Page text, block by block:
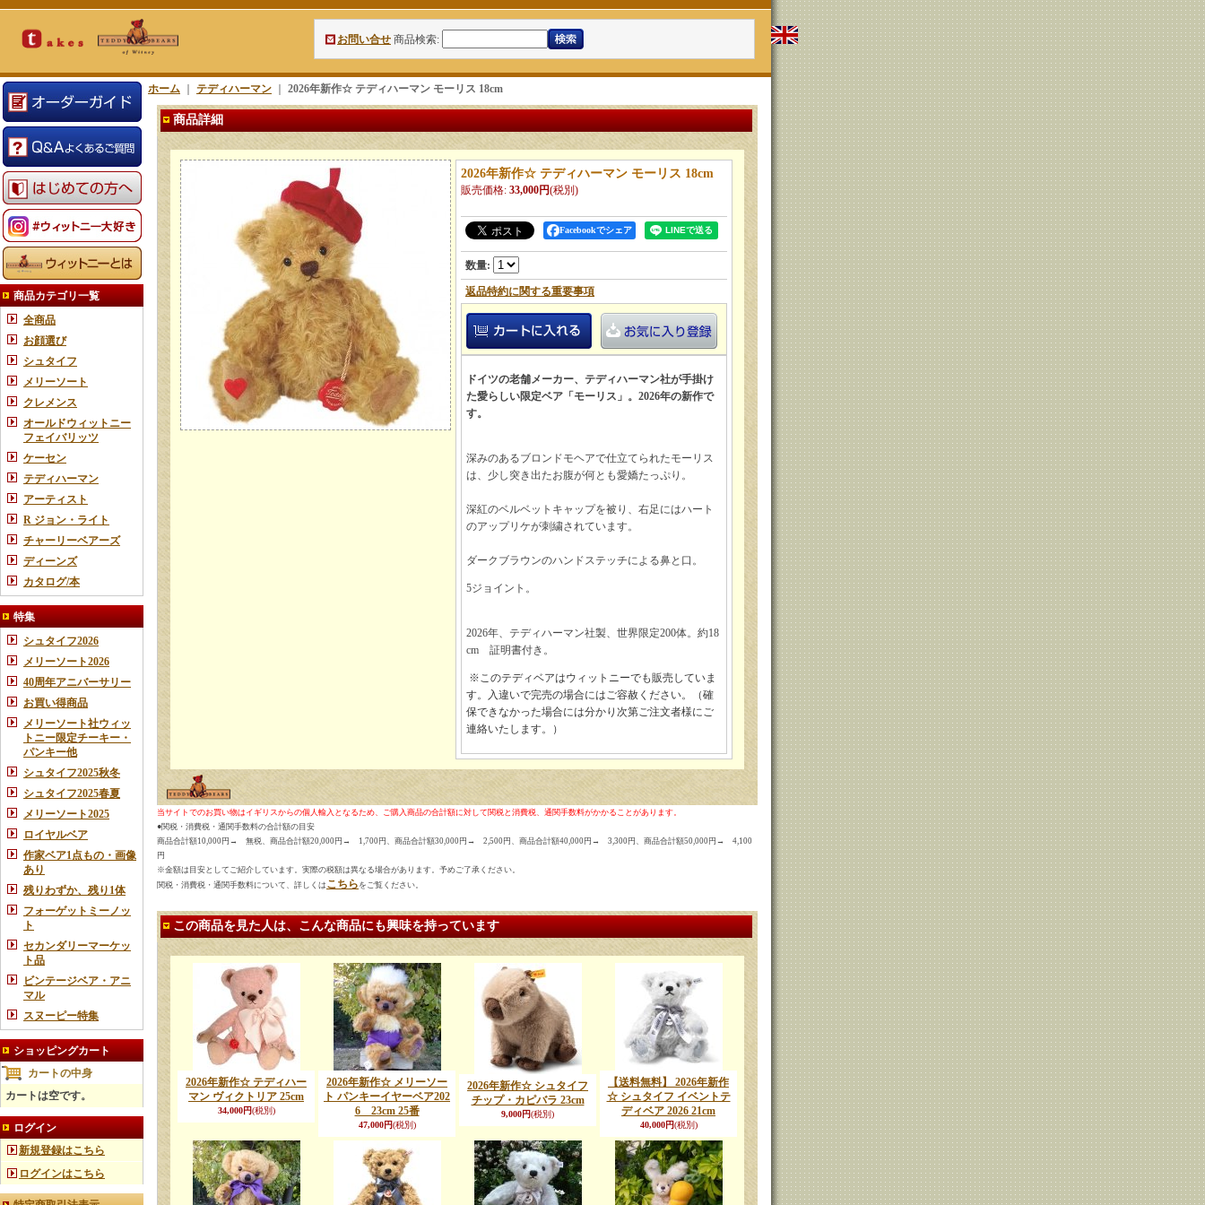
お問い合せ 商品検索:
商品カテゴリ一覧
全商品
お顔選び
シュタイフ
メリーソート
クレメンス
オールドウィットニー
フェイバリッツ
ケーセン
テディハーマン
アーティスト
R ジョン・ライト
チャーリーベアーズ
ディーンズ
カタログ/本
特集
シュタイフ2026
メリーソート2026
40周年アニバーサリー
お買い得商品
メリーソート社ウィッ
トニー限定チーキー・
パンキー他
シュタイフ2025秋冬
シュタイフ2025春夏
メリーソート2025
ロイヤルベア
作家ベア1点もの・画像
あり
残りわずか、残り1体
フォーゲットミーノッ
ト
セカンダリーマーケッ
ト品
ビンテージベア・アニ
マル
スヌーピー特集
ショッピングカート
カートの中身
カートは空です。
ログイン
新規登録はこちら
ログインはこちら
ホーム テディハーマン 2026年新作☆ テディハーマン モーリス 18cm
商品詳細
2026年新作☆ テディハーマン モーリス 18cm
販売価格: 33,000円(税別)
Facebookでシェア
数量:
返品特約に関する重要事項
ドイツの老舗メーカー、テディハーマン社が手掛け
た愛らしい限定ベア「モーリス」。2026年の新作で
す。
深みのあるブロンドモヘアで仕立てられたモーリス
は、少し突き出たお腹が何とも愛嬌たっぷり。
深紅のベルベットキャップを被り、右足にはハート
のアップリケが刺繍されています。
ダークブラウンのハンドステッチによる鼻と口。
5ジョイント。
2026年、テディハーマン社製、世界限定200体。約18
cm 証明書付き。
※このテディベアはウィットニーでも販売していま
す。入違いで完売の場合にはご容赦ください。（確
保できなかった場合には分かり次第ご注文者様にご
連絡いたします。）
当サイトでのお買い物はイギリスからの個人輸入となるため、ご購入商品の合計額に対して関税と消費税、通関手数料がかかることがあります。
●関税・消費税・通関手数料の合計額の目安
商品合計額10,000円→ 無税、商品合計額20,000円→ 1,700円、商品合計額30,000円→ 2,500円、商品合計額40,000円→ 3,300円、商品合計額50,000円→ 4,100
円
※金額は目安としてご紹介しています。実際の税額は異なる場合があります。予めご了承ください。
関税・消費税・通関手数料について、詳しくは こちら をご覧ください。
この商品を見た人は、こんな商品にも興味を持っています
2026年新作☆ テディハー
マン ヴィクトリア 25cm
34,000円(税別)
2026年新作☆ メリーソー
ト パンキーイヤーベア202
6 23cm 25番
47,000円(税別)
2026年新作☆ シュタイフ
チップ・カピバラ 23cm
9,000円(税別)
【送料無料】 2026年新作
☆ シュタイフ イベントテ
ディベア 2026 21cm
40,000円(税別)